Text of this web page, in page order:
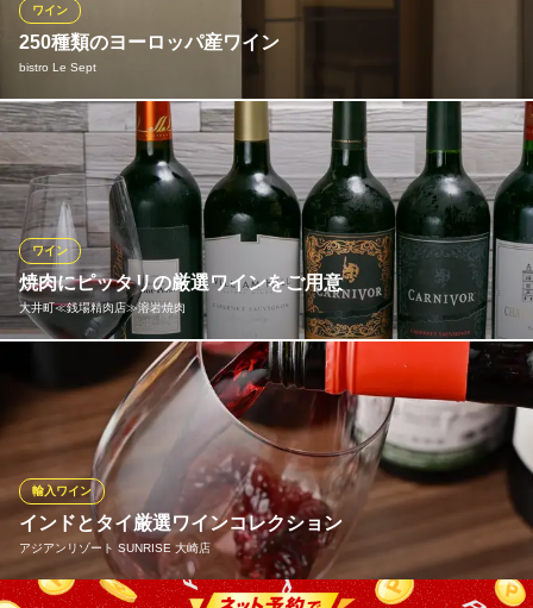
リザラン 大井町店
スペインバル
東急大井町線下神明駅 徒歩8分
東京都品川区広町2-1-21 OIMACHI TRACKS 4F
250種類のヨーロッパ産ワイン
bistro Le Sept
ワイン
ワインは全てヨーロッパ産。フランス産ワインを中心に豊富にご
用意いたしました。その数なんと250種類！ワイン好きにはたまら
ない品揃えとなっております。さらにグラスワインも充実◎1本空
いたら別の１本がグラスワインとして登場。ワイン選びに迷った
際は、ソムリエがアドバイスさせていただきます！
bistro Le Sept
厳選ワインとフレンチ
京急本線新馬場駅 徒歩4分
東京都品川区南品川2-10-6 1F
焼肉にピッタリの厳選ワインをご用意
大井町≪銭場精肉店≫溶岩焼肉
ワイン
焼肉に合うワインもこだわりをセレクト。肉料理と好相性な赤ワ
インはスペイン、フランス、アメリカ、チリなど、さまざまな産
地のものを19種類以上常備。辛口が料理を引き立てる白ワインは9
種類、スパークリングは2種類常備しております。お客様のお好み
に合わせて、スタッフがオススメのワインをご用意します。
大井町≪銭場精肉店≫溶岩焼肉
和牛の溶岩プレート焼肉
ＪＲ京浜東北線大井町駅 徒歩3分
インドとタイ厳選ワインコレクション
アジアンリゾート SUNRISE 大崎店
輸入ワイン